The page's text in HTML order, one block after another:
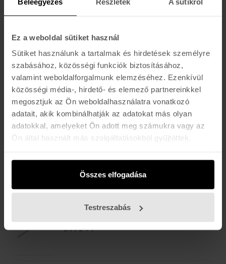
Ez a weboldal sütiket használ
Sütiket használunk a tartalmak és hirdetések személyre
szabásához, közösségi funkciók biztosításához,
valamint weboldalforgalmunk elemzéséhez. Ezenkívül
közösségi média-, hirdető- és elemező partnereinkkel
megosztjuk az Ön weboldalhasználatra vonatkozó
adatait, akik kombinálhatják az adatokat más olyan
adatokkal, amelyeket Ön adott meg számukra vagy az
Ön által használt más szolgáltatásokból gyűjtöttek.
Összes elfogadása
Testreszabás
UNION
167.990 Ft134.400 Ft
UNION
Boot Scraper Stomp Pad
Pocket Tool
5.890 Ft
5.990 Ft